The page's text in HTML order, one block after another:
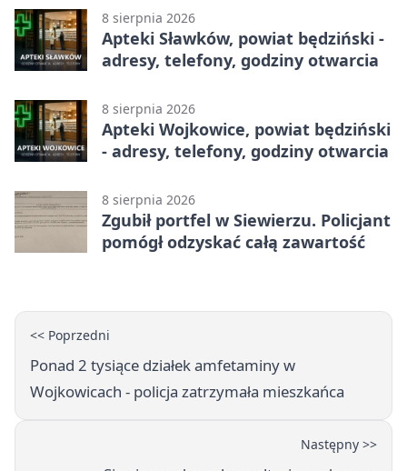
8 sierpnia 2026
Apteki Sławków, powiat będziński -
adresy, telefony, godziny otwarcia
8 sierpnia 2026
Apteki Wojkowice, powiat będziński
- adresy, telefony, godziny otwarcia
8 sierpnia 2026
Zgubił portfel w Siewierzu. Policjant
pomógł odzyskać całą zawartość
<< Poprzedni
Ponad 2 tysiące działek amfetaminy w
Wojkowicach - policja zatrzymała mieszkańca
Następny >>